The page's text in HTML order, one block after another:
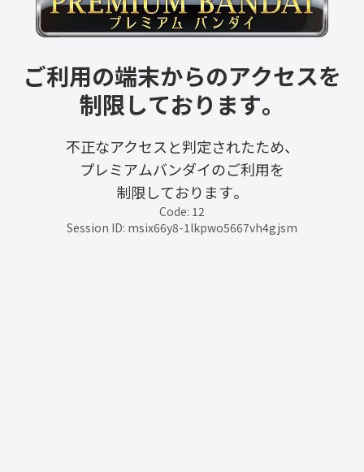
ご利用の端末からのアクセスを
制限しております。
不正なアクセスと判定されたため、
プレミアムバンダイのご利用を
制限しております。
Code: 12
Session ID: msix66y8-1lkpwo5667vh4gjsm